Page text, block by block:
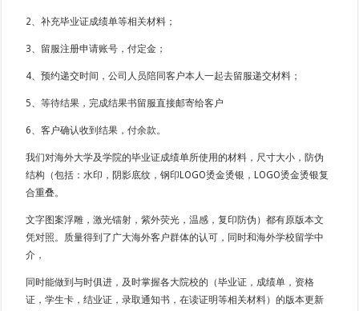
2、补充毕业证成绩单等相关材料；
3、留服注册申请账号，付定金；
4、预约递交时间，公司人员陪同客户本人一起去留服递交材料；
5、等待结果，完成结果书留服直接邮寄给客户
6、客户确认收到结果，付余款。
我们对海外大学及学院的毕业证成绩单所使用的材料，尺寸大小，防伪
结构（包括：水印，阴影底纹，钢印LOGO烫金烫银，LOGO烫金烫银复
合重叠。
文字图案浮雕，激光镭射，紫外荧光，温感，复印防伪）都有原版本文
凭对照。质量得到了广大海外客户群体的认可，同时和海外学校留学中
介，
同时能做到与时俱进，及时掌握各大院校的（毕业证，成绩单，资格
证，学生卡，结业证，录取通知书，在读证明等相关材料）的版本更新